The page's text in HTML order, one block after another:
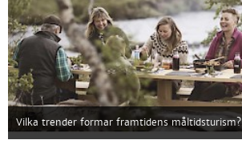
Vilka trender formar framtidens måltidsturism?